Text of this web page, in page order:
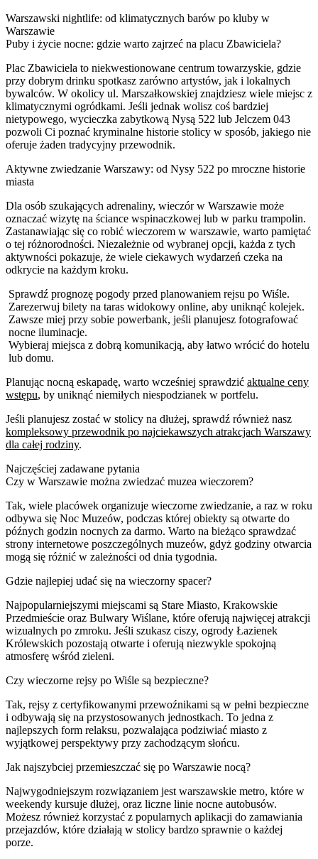
Warszawski nightlife: od klimatycznych barów po kluby w
Warszawie
Puby i życie nocne: gdzie warto zajrzeć na placu Zbawiciela?
Plac Zbawiciela to niekwestionowane centrum towarzyskie, gdzie
przy dobrym drinku spotkasz zarówno artystów, jak i lokalnych
bywalców. W okolicy ul. Marszałkowskiej znajdziesz wiele miejsc z
klimatycznymi ogródkami. Jeśli jednak wolisz coś bardziej
nietypowego, wycieczka zabytkową Nysą 522 lub Jelczem 043
pozwoli Ci poznać kryminalne historie stolicy w sposób, jakiego nie
oferuje żaden tradycyjny przewodnik.
Aktywne zwiedzanie Warszawy: od Nysy 522 po mroczne historie
miasta
Dla osób szukających adrenaliny, wieczór w Warszawie może
oznaczać wizytę na ściance wspinaczkowej lub w parku trampolin.
Zastanawiając się co robić wieczorem w warszawie, warto pamiętać
o tej różnorodności. Niezależnie od wybranej opcji, każda z tych
aktywności pokazuje, że wiele ciekawych wydarzeń czeka na
odkrycie na każdym kroku.
Sprawdź prognozę pogody przed planowaniem rejsu po Wiśle.
Zarezerwuj bilety na taras widokowy online, aby uniknąć kolejek.
Zawsze miej przy sobie powerbank, jeśli planujesz fotografować
nocne iluminacje.
Wybieraj miejsca z dobrą komunikacją, aby łatwo wrócić do hotelu
lub domu.
Planując nocną eskapadę, warto wcześniej sprawdzić aktualne ceny
wstępu, by uniknąć niemiłych niespodzianek w portfelu.
Jeśli planujesz zostać w stolicy na dłużej, sprawdź również nasz
kompleksowy przewodnik po najciekawszych atrakcjach Warszawy
dla całej rodziny.
Najczęściej zadawane pytania
Czy w Warszawie można zwiedzać muzea wieczorem?
Tak, wiele placówek organizuje wieczorne zwiedzanie, a raz w roku
odbywa się Noc Muzeów, podczas której obiekty są otwarte do
późnych godzin nocnych za darmo. Warto na bieżąco sprawdzać
strony internetowe poszczególnych muzeów, gdyż godziny otwarcia
mogą się różnić w zależności od dnia tygodnia.
Gdzie najlepiej udać się na wieczorny spacer?
Najpopularniejszymi miejscami są Stare Miasto, Krakowskie
Przedmieście oraz Bulwary Wiślane, które oferują najwięcej atrakcji
wizualnych po zmroku. Jeśli szukasz ciszy, ogrody Łazienek
Królewskich pozostają otwarte i oferują niezwykle spokojną
atmosferę wśród zieleni.
Czy wieczorne rejsy po Wiśle są bezpieczne?
Tak, rejsy z certyfikowanymi przewoźnikami są w pełni bezpieczne
i odbywają się na przystosowanych jednostkach. To jedna z
najlepszych form relaksu, pozwalająca podziwiać miasto z
wyjątkowej perspektywy przy zachodzącym słońcu.
Jak najszybciej przemieszczać się po Warszawie nocą?
Najwygodniejszym rozwiązaniem jest warszawskie metro, które w
weekendy kursuje dłużej, oraz liczne linie nocne autobusów.
Możesz również korzystać z popularnych aplikacji do zamawiania
przejazdów, które działają w stolicy bardzo sprawnie o każdej
porze.